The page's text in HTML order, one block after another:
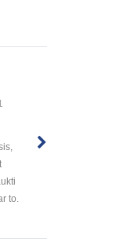
to.